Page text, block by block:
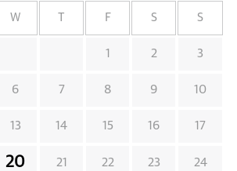
W F S S
1 2 3
6 7 8 9 10
13 14 15 16 17
20 21 22 23 24